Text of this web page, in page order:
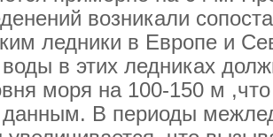
возникали
ледники в Европе и
в этих ледниках
моря на 100-150 м ,что
В периоды